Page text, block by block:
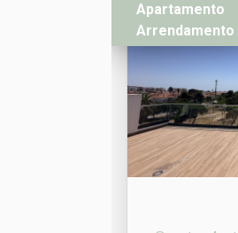
Apartamento
Arrendamento